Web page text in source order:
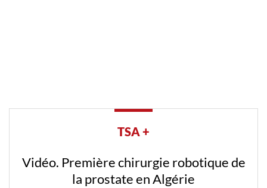
TSA +
Vidéo. Première chirurgie robotique de
la prostate en Algérie